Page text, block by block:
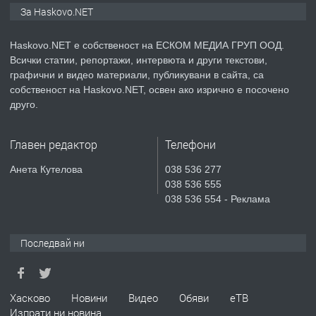
преди 3 дни
ПРЕДЛАГА СГЛОБЯВАНЕ НА МЕБЕЛИ.
№4119 Едностаен обзаведен
За Haskovo.NET
Haskovo.NET е собственост на ЕСКОМ МЕДИА ГРУП ООД.
Всички статии, репортажи, интервюта и други текстови,
графични и видео материали, публикувани в сайта, са
собственост на Haskovo.NET, освен ако изрично е посочено
друго.
Главен редактор
Анета Кутелова
Телефони
038 536 277
038 536 555
038 536 554 - Реклама
Последвай ни
Хасково Новини Видео Обяви
еТВ
Изпрати ни новина